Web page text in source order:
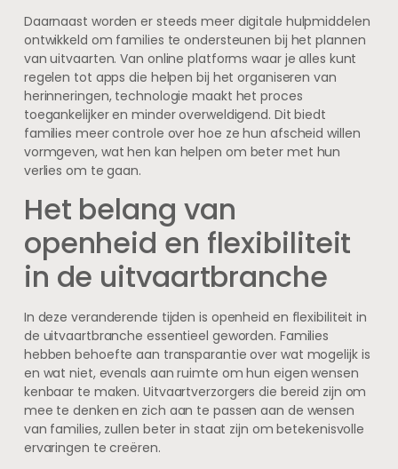
Daarnaast worden er steeds meer digitale hulpmiddelen
ontwikkeld om families te ondersteunen bij het plannen
van uitvaarten. Van online platforms waar je alles kunt
regelen tot apps die helpen bij het organiseren van
herinneringen, technologie maakt het proces
toegankelijker en minder overweldigend. Dit biedt
families meer controle over hoe ze hun afscheid willen
vormgeven, wat hen kan helpen om beter met hun
verlies om te gaan.
Het belang van
openheid en flexibiliteit
in de uitvaartbranche
In deze veranderende tijden is openheid en flexibiliteit in
de uitvaartbranche essentieel geworden. Families
hebben behoefte aan transparantie over wat mogelijk is
en wat niet, evenals aan ruimte om hun eigen wensen
kenbaar te maken. Uitvaartverzorgers die bereid zijn om
mee te denken en zich aan te passen aan de wensen
van families, zullen beter in staat zijn om betekenisvolle
ervaringen te creëren.